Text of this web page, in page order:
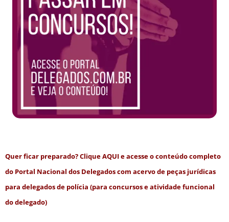
Quer ficar preparado? CliqueAQUIe acesse o conteúdo completo
do Portal Nacional dos Delegados com acervo de peças jurídicas
para delegados de polícia (para concursos e atividade funcional
do delegado)